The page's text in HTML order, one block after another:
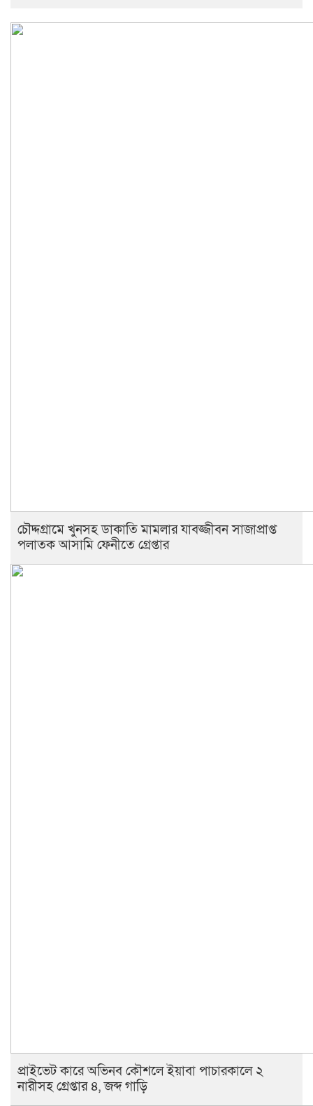
চৌদ্দগ্রামে খুনসহ ডাকাতি মামলার যাবজ্জীবন সাজাপ্রাপ্ত
পলাতক আসামি ফেনীতে গ্রেপ্তার
প্রাইভেট কারে অভিনব কৌশলে ইয়াবা পাচারকালে ২
নারীসহ গ্রেপ্তার ৪, জব্দ গাড়ি